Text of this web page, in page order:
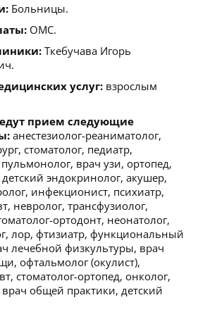
Больницы.
ОМС.
Ткебучава Игорь
услуг: взрослым
прием следующие
анестезиолог-реаниматолог,
стоматолог, педиатр,
пульмонолог, врач узи, ортопед,
эндокринолог, акушер,
инфекционист, психиатр,
невролог, трансфузиолог,
ортодонт, неонатолог,
лор, фтизиатр, функциональный
лечебной физкультуры, врач
офтальмолог (окулист),
стоматолог-ортопед, онколог,
врач общей практики, детский